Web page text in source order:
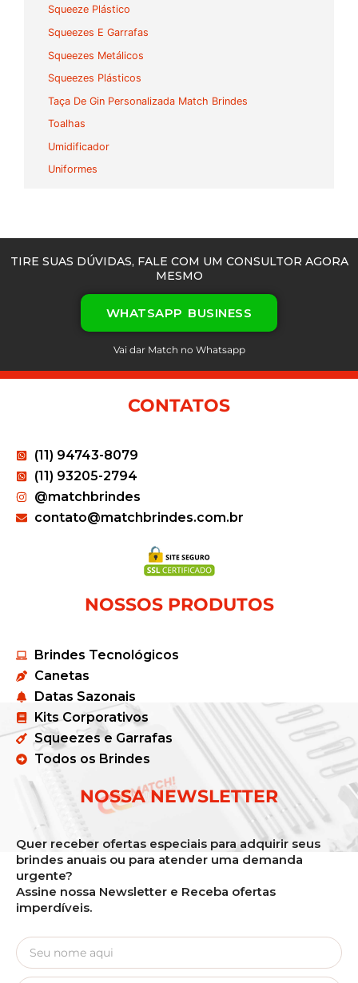
Squeeze Plástico
Squeezes E Garrafas
Squeezes Metálicos
Squeezes Plásticos
Taça De Gin Personalizada Match Brindes
Toalhas
Umidificador
Uniformes
TIRE SUAS DÚVIDAS, FALE COM UM CONSULTOR AGORA
MESMO
WHATSAPP BUSINESS
Vai dar Match no Whatsapp
CONTATOS
(11) 94743-8079
(11) 93205-2794
@matchbrindes
contato@matchbrindes.com.br
NOSSOS PRODUTOS
Brindes Tecnológicos
Canetas
Datas Sazonais
Kits Corporativos
Squeezes e Garrafas
Todos os Brindes
NOSSA NEWSLETTER
Quer receber ofertas especiais para adquirir seus
brindes anuais ou para atender uma demanda
urgente?
Assine nossa Newsletter e Receba ofertas
imperdíveis.